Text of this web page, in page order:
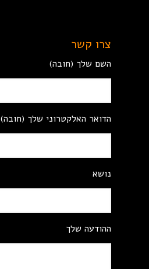
צרו קשר
השם שלך (חובה)
הדואר האלקטרוני שלך (חובה)
נושא
ההודעה שלך